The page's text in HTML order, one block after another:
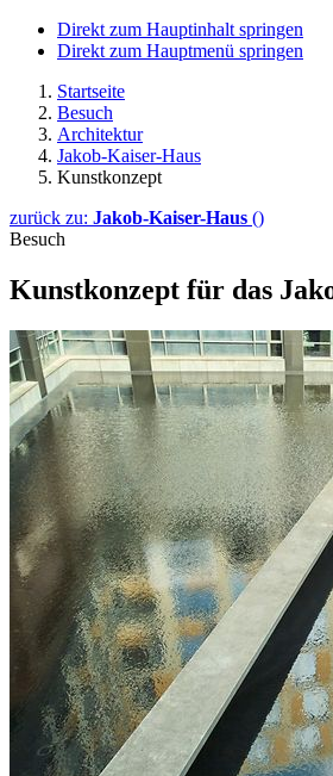
Direkt zum Hauptinhalt springen
Direkt zum Hauptmenü springen
Startseite
Besuch
Architektur
Jakob-Kaiser-Haus
Kunstkonzept
zurück zu: Jakob-Kaiser-Haus ()
Besuch
Kunstkonzept für das